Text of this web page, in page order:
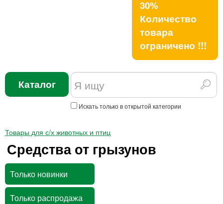
30%
Количество
товара
ограничено !!!
Каталог
Искать только в открытой категории
Товары для с/х животных и птиц
Средства от грызунов
Только новинки
Только распродажа